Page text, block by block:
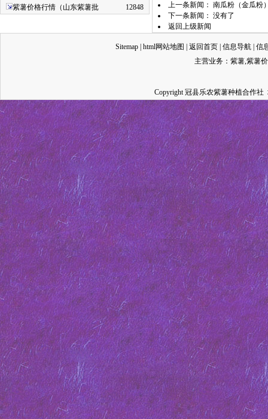
紫薯价格行情（山东紫薯批
12848 上一条新闻： 南瓜粉（金瓜粉
下一条新闻： 没有了
返回上级新闻
Sitemap| html网站地图 返回首页| 信息导航| 信
主营业务： 紫薯,紫薯
Copyright 冠县乐农紫薯种植合作